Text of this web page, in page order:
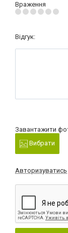
Враження
Відгук:
Завантажити
Вибрати
Авторизуватись